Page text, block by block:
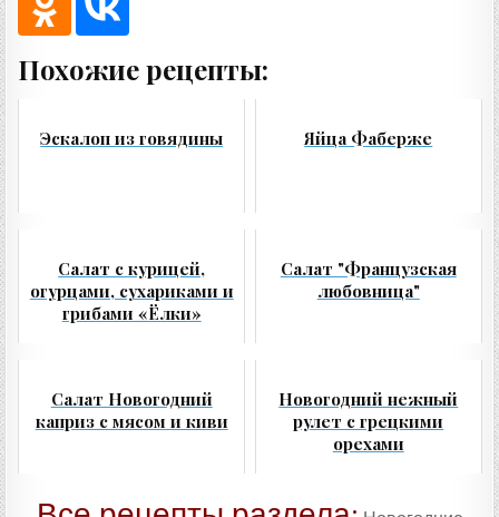
Похожие рецепты:
Эскалоп из говядины Яйца Фаберже
Салат с курицей,
огурцами, сухариками и
грибами «Ёлки»
Салат "Французская
любовница"
Салат Новогодний
каприз с мясом и киви
Новогодний нежный
рулет с грецкими
орехами